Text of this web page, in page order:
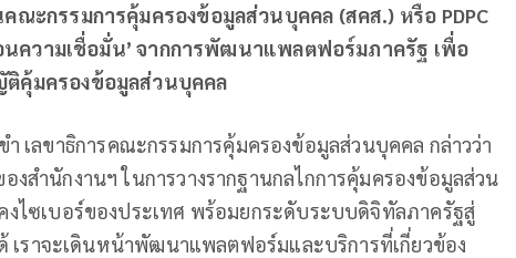
ะกรรมการคุ้มครองข้อมูลส่วนบุคคล (สคส.) หรือ PDPC
อนความเชื่อมั่น’ จากการพัฒนาแพลตฟอร์มภาครัฐ เพื่อ
คุ้มครองข้อมูลส่วนบุคคล
ำ เลขาธิการคณะกรรมการคุ้มครองข้อมูลส่วนบุคคล กล่าวว่า
สำนักงานฯ ในการวางรากฐานกลไกการคุ้มครองข้อมูลส่วน
ไซเบอร์ของประเทศ พร้อมยกระดับระบบดิจิทัลภาครัฐสู่
เราจะเดินหน้าพัฒนาแพลตฟอร์มและบริการที่เกี่ยวข้อง